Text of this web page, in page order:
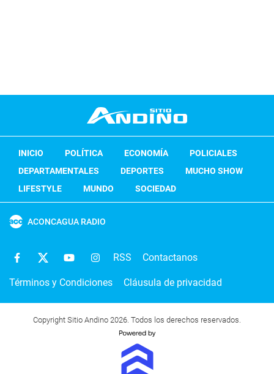
INICIO POLÍTICA ECONOMÍA
POLICIALES
DEPARTAMENTALES
DEPORTES
MUCHO SHOW
LIFESTYLE
MUNDO SOCIEDAD
ACONCAGUA RADIO
RSS Contactanos
Términos y Condiciones Cláusula de privacidad
Copyright Sitio Andino 2026. Todos los derechos reservados.